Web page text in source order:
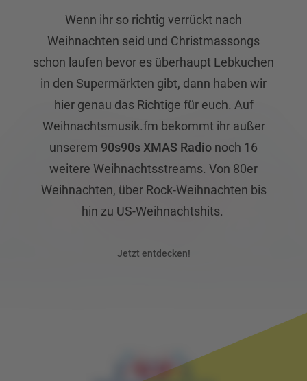
Wenn ihr so richtig verrückt nach
Weihnachten seid und Christmassongs
schon laufen bevor es überhaupt Lebkuchen
in den Supermärkten gibt, dann haben wir
hier genau das Richtige für euch. Auf
Weihnachtsmusik.fm bekommt ihr außer
unserem 90s90s XMAS Radio noch 16
weitere Weihnachtsstreams. Von 80er
Weihnachten, über Rock-Weihnachten bis
hin zu US-Weihnachtshits.
Jetzt entdecken!